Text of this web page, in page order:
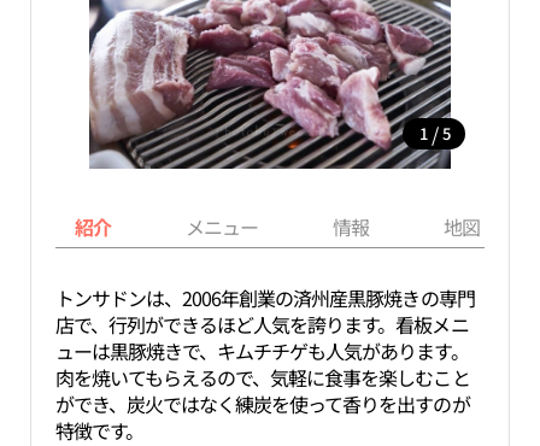
1 / 5
紹介 メニュー 情報 地図
トンサドンは、2006年創業の済州産黒豚焼きの専門
店で、行列ができるほど人気を誇ります。看板メニ
ューは黒豚焼きで、キムチチゲも人気があります。
肉を焼いてもらえるので、気軽に食事を楽しむこと
ができ、炭火ではなく練炭を使って香りを出すのが
特徴です。